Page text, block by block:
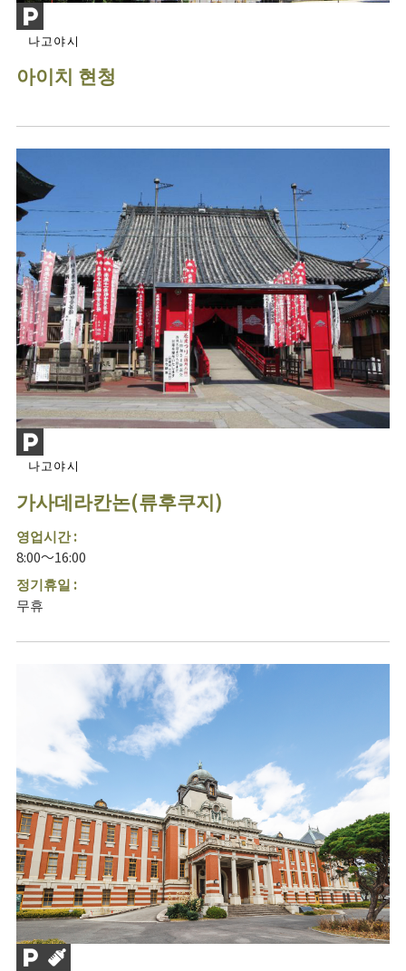
나고야시
아이치 현청
나고야시
가사데라칸논(류후쿠지)
영업시간 :
8:00～16:00
정기휴일 :
무휴